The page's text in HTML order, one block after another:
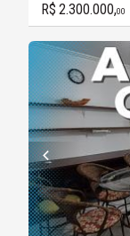
R$ 2.300.000,00